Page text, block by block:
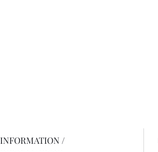
INFORMATION /